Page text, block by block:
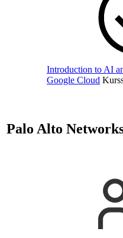
Introduction to AI
Google Cloud
Palo Alto